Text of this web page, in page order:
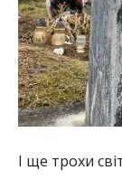
І ще трохи